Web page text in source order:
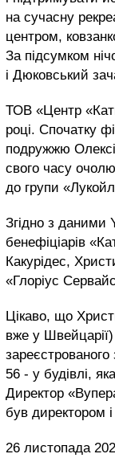
на сучасну
центром,
За підсумком
і Дюковський
ТОВ «Центр
році. Спочатку
подружжю
свого часу
до групи
Згідно з даними
бенефіціарів
Какурідес,
«Глоріус
Цікаво, що
вже у
56 - у будівлі,
Директор
був директором
26 листопада